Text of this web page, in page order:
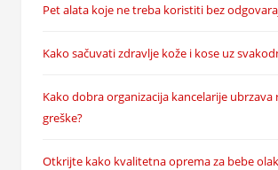
Pet alata koje ne treba koristiti bez
Kako sačuvati zdravlje kože i kose uz
Kako dobra organizacija kancelarije ubrzava
greške?
Otkrijte kako kvalitetna oprema za bebe